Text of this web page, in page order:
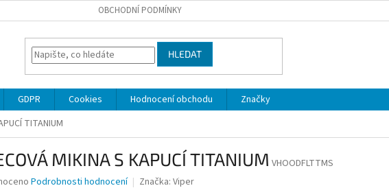
OBCHODNÍ PODMÍNKY
HLEDAT
GDPR Cookies Hodnocení obchodu
Značky
TITANIUM
MIKINA S KAPUCÍ TITANIUM VHOODFLTTMS
Podrobnosti hodnocení Značka: Viper